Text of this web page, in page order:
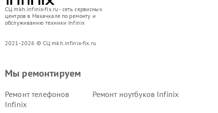
СЦ mkh.infinix-fix.ru - сеть сервисных
центров в Махачкале по ремонту и
обслуживанию техники Infinix
2021-2026 © СЦ mkh.infinix-fix.ru
Мы ремонтируем
Ремонт телефонов
Infinix
Ремонт ноутбуков Infinix